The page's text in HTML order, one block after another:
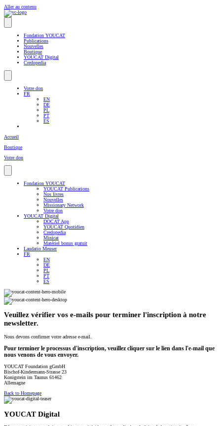
Aller au contenu
Fondation YOUCAT
Publications
Nouvelles
Boutique
YOUCAT Digital
Credopedia
Votre don
FR
EN
DE
PL
PT
ES
Accueil
Boutique
Votre don
Fondation YOUCAT
YOUCAT Publications
Nos livres
Nouvelles
Missionary Network
Votre don
YOUCAT Digital
DOCAT App
YOUCAT Quotidien
Credopedia
Minicat
Matériel bonus gratuit
Laudatio Meuser
FR
EN
DE
PL
PT
ES
Veuillez vérifier vos e-mails pour terminer l'inscription à notre
newsletter.
Nous devons confirmer votre adresse e-mail.
Pour terminer le processus d'inscription, veuillez cliquer sur le lien dans l'e-mail que
nous venons de vous envoyer.
YOUCAT Foundation gGmbH
Bischof-Kindermann-Strasse 23
Konigstein im Taunus 61462
Allemagne
Back to Homepage
YOUCAT Digital